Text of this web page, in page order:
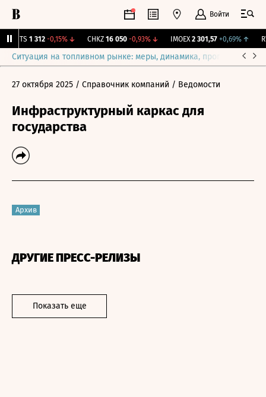
Войти
MGTS 1 312 -0,15%↓ CHKZ 16 050 -0,93%↓ IMOEX 2 301,57 +0,69%↑
Ситуация на топливном рынке: меры, динамика, прогнозы
27 октября 2025 / Справочник компаний / Ведомости
Инфраструктурный каркас для
государства
Архив
ДРУГИЕ ПРЕСС-РЕЛИЗЫ
Показать еще